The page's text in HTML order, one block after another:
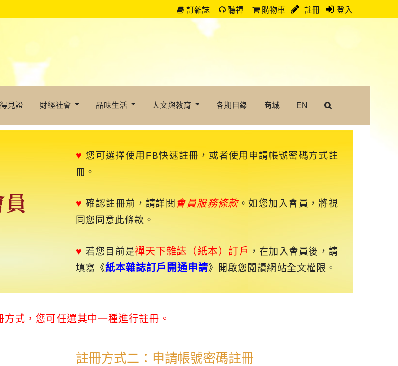
訂雜誌 聽禪 購物車 註冊 登入
見證 財經社會 品味生活 人文與教育 各期目錄 商城 EN
♥ 您可選擇使用FB快速註冊，或者使用申請帳號密碼方式註
冊。
♥確認註冊前，請詳閱 會員服務條款。如您加入會員，將視
同您同意此條款。
♥ 若您目前是禪天下雜誌（紙本）訂戶 ，在加入會員後，請
填寫《紙本雜誌訂戶開通申請》開啟您閱讀網站全文權限。
式，您可任選其中一種進行註冊。
註冊方式二：申請帳號密碼註冊